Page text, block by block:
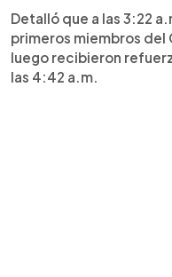
Detalló que a las 3:22
primeros miembros del
luego recibieron
las 4:42 a.m.